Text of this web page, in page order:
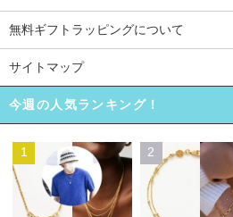
無料ギフトラッピングについて
サイトマップ
今週の人気ランキング！
1 2